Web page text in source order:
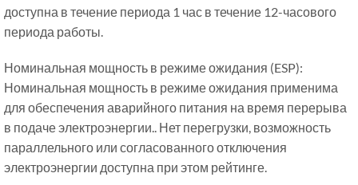
доступна в течение периода 1 час в течение 12-часового
периода работы.
Номинальная мощность в режиме ожидания (ESP):
Номинальная мощность в режиме ожидания применима
для обеспечения аварийного питания на время перерыва
в подаче электроэнергии.. Нет перегрузки, возможность
параллельного или согласованного отключения
электроэнергии доступна при этом рейтинге.